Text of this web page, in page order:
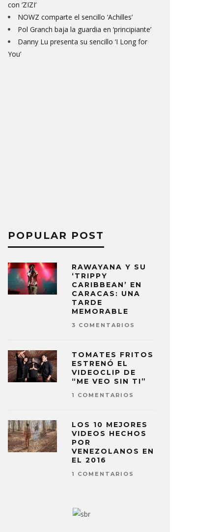
con ‘ZIZI’
NOWZ comparte el sencillo ‘Achilles’
Pol Granch baja la guardia en ‘principiante’
Danny Lu presenta su sencillo ‘I Long for
You’
POPULAR POST
RAWAYANA Y SU
‘TRIPPY
CARIBBEAN’ EN
CARACAS: UNA
TARDE
MEMORABLE
3 COMENTARIOS
TOMATES FRITOS
ESTRENÓ EL
VIDEOCLIP DE
“ME VEO SIN TI”
1 COMENTARIOS
LOS 10 MEJORES
VIDEOS HECHOS
POR
VENEZOLANOS EN
EL 2016
1 COMENTARIOS